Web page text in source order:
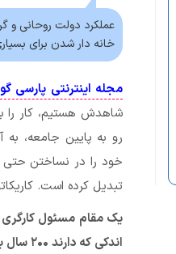
عملکرد دولت روحانی و
خانه دار شدن برای
مجله اینترنتی پارسی
شاهدش هستیم، کار را
رو به پایین جامعه،
خود را در نساختن
تبدیل کرده است.
یک مقام مسئول کارگری